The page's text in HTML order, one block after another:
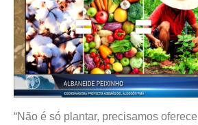
“Não é só plantar, precisamos